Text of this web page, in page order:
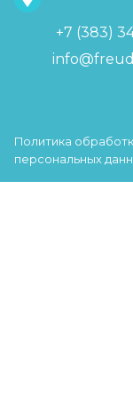
+7 (383)
Политика
персональных